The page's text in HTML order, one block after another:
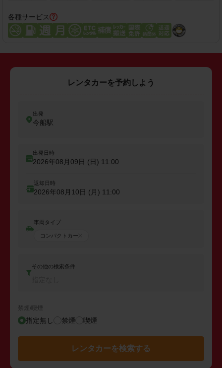
各種サービス
レンタカーを予約しよう
出発
今船駅
出発日時
2026年08月09日 (日) 11:00
返却日時
2026年08月10日 (月) 11:00
車両タイプ
コンパクトカー
その他の検索条件
禁煙/喫煙
指定無し 禁煙 喫煙
レンタカーを検索する